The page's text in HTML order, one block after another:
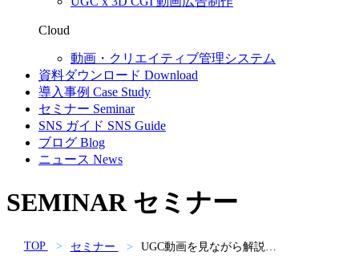
Cloud
動画・クリエイティブ管理システム
資料ダウンロード Download
導入事例 Case Study
セミナー Seminar
SNS ガイド SNS Guide
ブログ Blog
ニュース News
SEMINAR セミナー
TOP セミナー
UGC動画を見ながら解説！